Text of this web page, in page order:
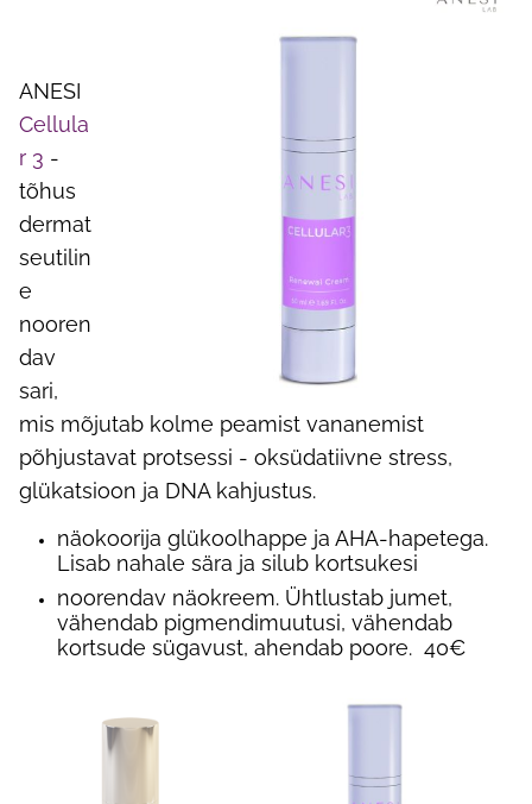
ANESI
Cellula
r 3 -
tõhus
dermat
seutilin
e
nooren
dav
sari,
mis mõjutab kolme peamist vananemist
põhjustavat protsessi - oksüdatiivne stress,
glükatsioon ja DNA kahjustus.
näokoorija glükoolhappe ja AHA-hapetega.
Lisab nahale sära ja silub kortsukesi
noorendav näokreem. Ühtlustab jumet,
vähendab pigmendimuutusi, vähendab
kortsude sügavust, ahendab poore. 40€